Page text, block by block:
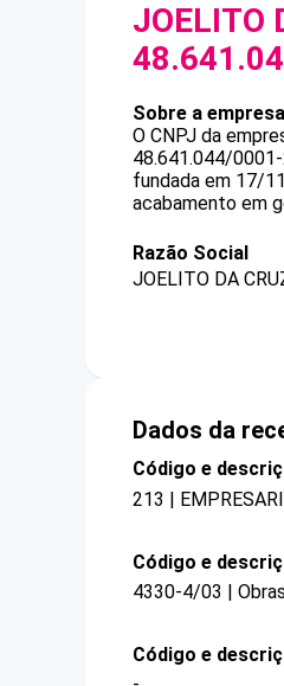
JOELITO
Sobre a empresa
O CNPJ da
48.641.044/
fundada em 17/
acabamento em
Razão Social
JOELITO DA
Dados da
Código e
213 |
Código e
4330-4/03 |
Código e